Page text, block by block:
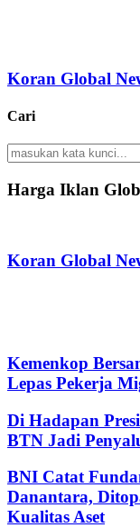
Koran Global
Cari
Search
for:
Harga Iklan
Koran Global
Kemenkop
Lepas Pekerja
Di Hadapan
BTN Jadi
BNI Catat
Danantara,
Kualitas Aset